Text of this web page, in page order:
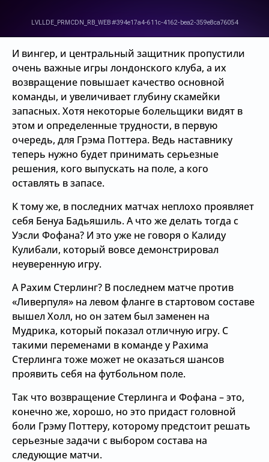
И вингер, и центральный защитник пропустили
очень важные игры лондонского клуба, а их
возвращение повышает качество основной
команды, и увеличивает глубину скамейки
запасных. Хотя некоторые болельщики видят в
этом и определенные трудности, в первую
очередь, для Грэма Поттера. Ведь наставнику
теперь нужно будет принимать серьезные
решения, кого выпускать на поле, а кого
оставлять в запасе.
К тому же, в последних матчах неплохо проявляет
себя Бенуа Бадьяшиль. А что же делать тогда с
Уэсли Фофана? И это уже не говоря о Калиду
Кулибали, который вовсе демонстрировал
неуверенную игру.
А Рахим Стерлинг? В последнем матче против
«Ливерпуля» на левом фланге в стартовом составе
вышел Холл, но он затем был заменен на
Мудрика, который показал отличную игру. С
такими переменами в команде у Рахима
Стерлинга тоже может не оказаться шансов
проявить себя на футбольном поле.
Так что возвращение Стерлинга и Фофана – это,
конечно же, хорошо, но это придаст головной
боли Грэму Поттеру, которому предстоит решать
серьезные задачи с выбором состава на
следующие матчи.